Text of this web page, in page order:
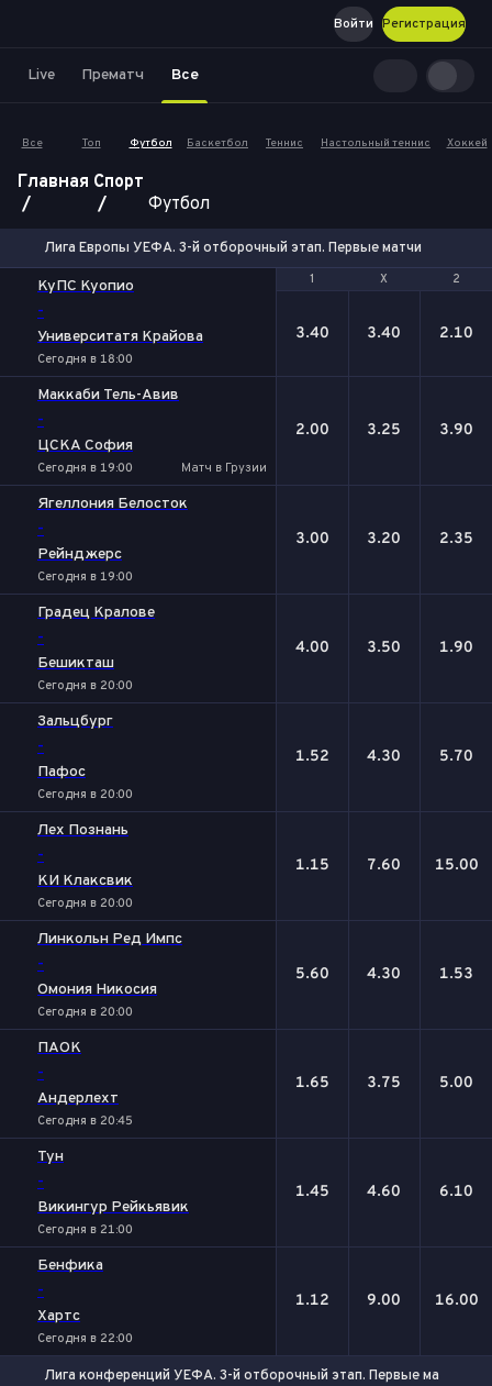
Регистрация
Войти
Live Прематч Все
Все Топ Футбол Баскетбол Теннис Настольный теннис Хоккей
Главная Спорт
Футбол
Лига Европы УЕФА. 3-й отборочный этап. Первые матчи
1 Х 2
КуПС Куопио
-
Университатя Крайова
Сегодня в 18:00
1 Х 2
3.40 3.40 2.10
Маккаби Тель-Авив
-
ЦСКА София
Сегодня в 19:00 Матч в Грузии
2.00 3.25 3.90
Ягеллония Белосток
-
Рейнджерс
Сегодня в 19:00
3.00 3.20 2.35
Градец Кралове
-
Бешикташ
Сегодня в 20:00
4.00 3.50 1.90
Зальцбург
-
Пафос
Сегодня в 20:00
1.52 4.30 5.70
Лех Познань
-
КИ Клаксвик
Сегодня в 20:00
1.15 7.60 15.00
Линкольн Ред Импс
-
Омония Никосия
Сегодня в 20:00
5.60 4.30 1.53
ПАОК
-
Андерлехт
Сегодня в 20:45
1.65 3.75 5.00
Тун
-
Викингур Рейкьявик
Сегодня в 21:00
1.45 4.60 6.10
Бенфика
-
Хартс
Сегодня в 22:00
1.12 9.00 16.00
Лига конференций УЕФА. 3-й отборочный этап. Первые матчи